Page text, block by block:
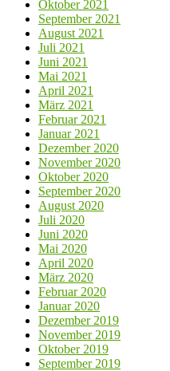
Oktober 2021
September 2021
August 2021
Juli 2021
Juni 2021
Mai 2021
April 2021
März 2021
Februar 2021
Januar 2021
Dezember 2020
November 2020
Oktober 2020
September 2020
August 2020
Juli 2020
Juni 2020
Mai 2020
April 2020
März 2020
Februar 2020
Januar 2020
Dezember 2019
November 2019
Oktober 2019
September 2019